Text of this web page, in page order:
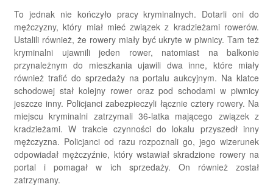
To jednak nie kończyło pracy kryminalnych. Dotarli oni do
mężczyzny, który miał mieć związek z kradzieżami rowerów.
Ustalili również, że rowery miały być ukryte w piwnicy. Tam też
kryminalni ujawnili jeden rower, natomiast na balkonie
przynależnym do mieszkania ujawili dwa inne, które miały
również trafić do sprzedaży na portalu aukcyjnym. Na klatce
schodowej stał kolejny rower oraz pod schodami w piwnicy
jeszcze inny. Policjanci zabezpieczyli łącznie cztery rowery. Na
miejscu kryminalni zatrzymali 36-latka mającego związek z
kradzieżami. W trakcie czynności do lokalu przyszedł inny
mężczyzna. Policjanci od razu rozpoznali go, jego wizerunek
odpowiadał mężczyźnie, który wstawiał skradzione rowery na
portal i pomagał w ich sprzedaży. On również został
zatrzymany.